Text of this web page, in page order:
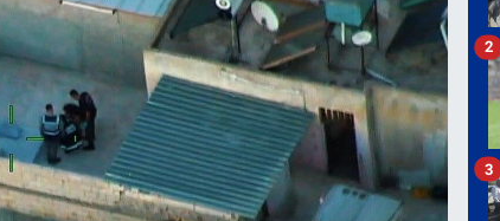
2
3